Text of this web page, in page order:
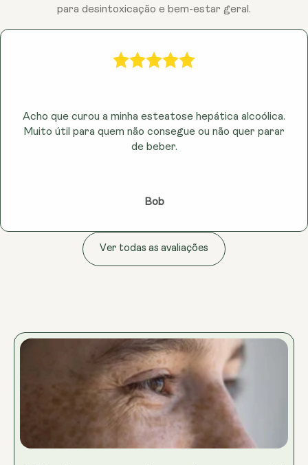
para desintoxicação e bem-estar geral.
Acho que curou a minha esteatose hepática alcoólica.
Muito útil para quem não consegue ou não quer parar
de beber.
Bob
Ver todas as avaliações